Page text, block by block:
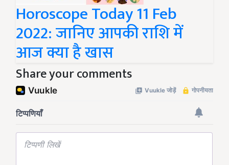
Horoscope Today 11 Feb
2022: जानिए आपकी राशि में
आज क्या है खास
Share your comments